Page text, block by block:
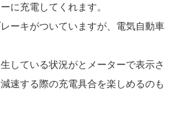
に充電してくれます。
ーキがついていますが、電気自動車
している状況がとメーターで表示さ
速する際の充電具合を楽しめるのも